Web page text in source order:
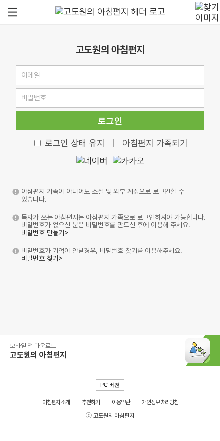
고도원의 아침편지
로그인
로그인 상태 유지 아침편지 가족되기
아침편지 가족이 아니어도 소셜 및 외부 계정으로 로그인할 수
있습니다.
독자가 쓰는 아침편지는 아침편지 가족으로 로그인하셔야 가능합니다.
비밀번호가 없으신 분은 비밀번호를 만드신 후에 이용해 주세요.
비밀번호 만들기>
비밀번호가 기억이 안날경우, 비밀번호 찾기를 이용해주세요.
비밀번호 찾기>
모바일 앱 다운로드
고도원의 아침편지
PC 버전
아침편지 소개 추천하기 이용약관
개인정보 처리방침
ⓒ 고도원의 아침편지